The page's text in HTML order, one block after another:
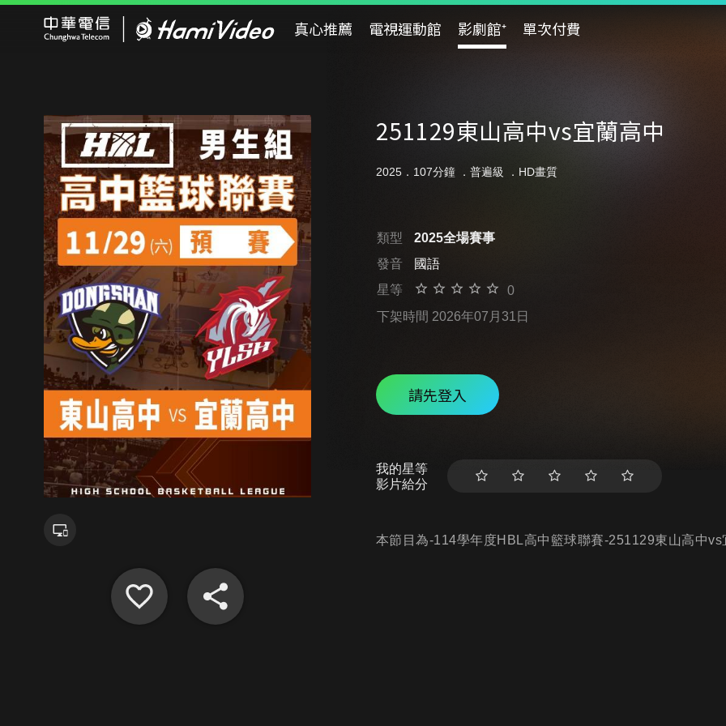
真心推薦 電視運動館 影劇館⁺ 單次付費
251129東山高中vs宜蘭高中
2025．107分鐘 ． 普遍級 ．HD畫質
類型
2025全場賽事
發音
國語
星等
0
下架時間 2026年07月31日
請先登入
我的星等
影片給分
本節目為-114學年度HBL高中籃球聯賽-251129東山高中